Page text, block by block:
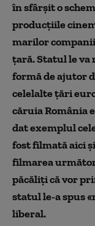
în sfârșit o
producțiile
marilor
țară. Statul le
formă de ajutor
celelalte țări
căruia România
dat exemplul
fost filmată aici
filmarea
păcăliți că vor
statul le-a spus
liberal.